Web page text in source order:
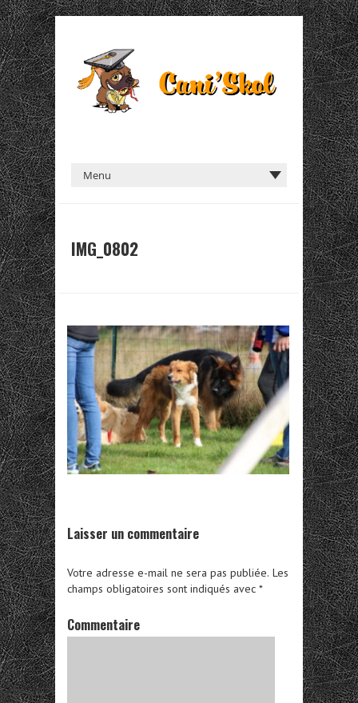
IMG_0802
Laisser un commentaire
Votre adresse e-mail ne sera pas publiée. Les
champs obligatoires sont indiqués avec *
Commentaire